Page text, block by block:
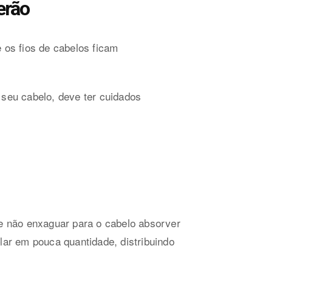
fios de cabelos ficam
cabelo, deve ter cuidados
enxaguar para o cabelo absorver
em pouca quantidade, distribuindo